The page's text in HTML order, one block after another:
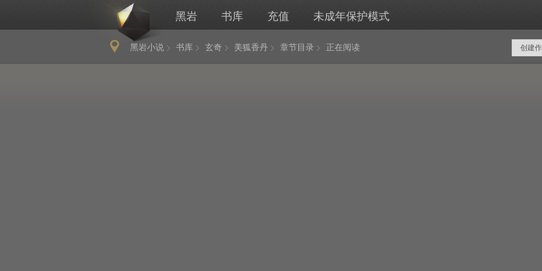
黑岩 书库 充值 未成年保护模式
黑岩小说 书库 玄奇 美狐香丹 章节目录 正在阅读 创建